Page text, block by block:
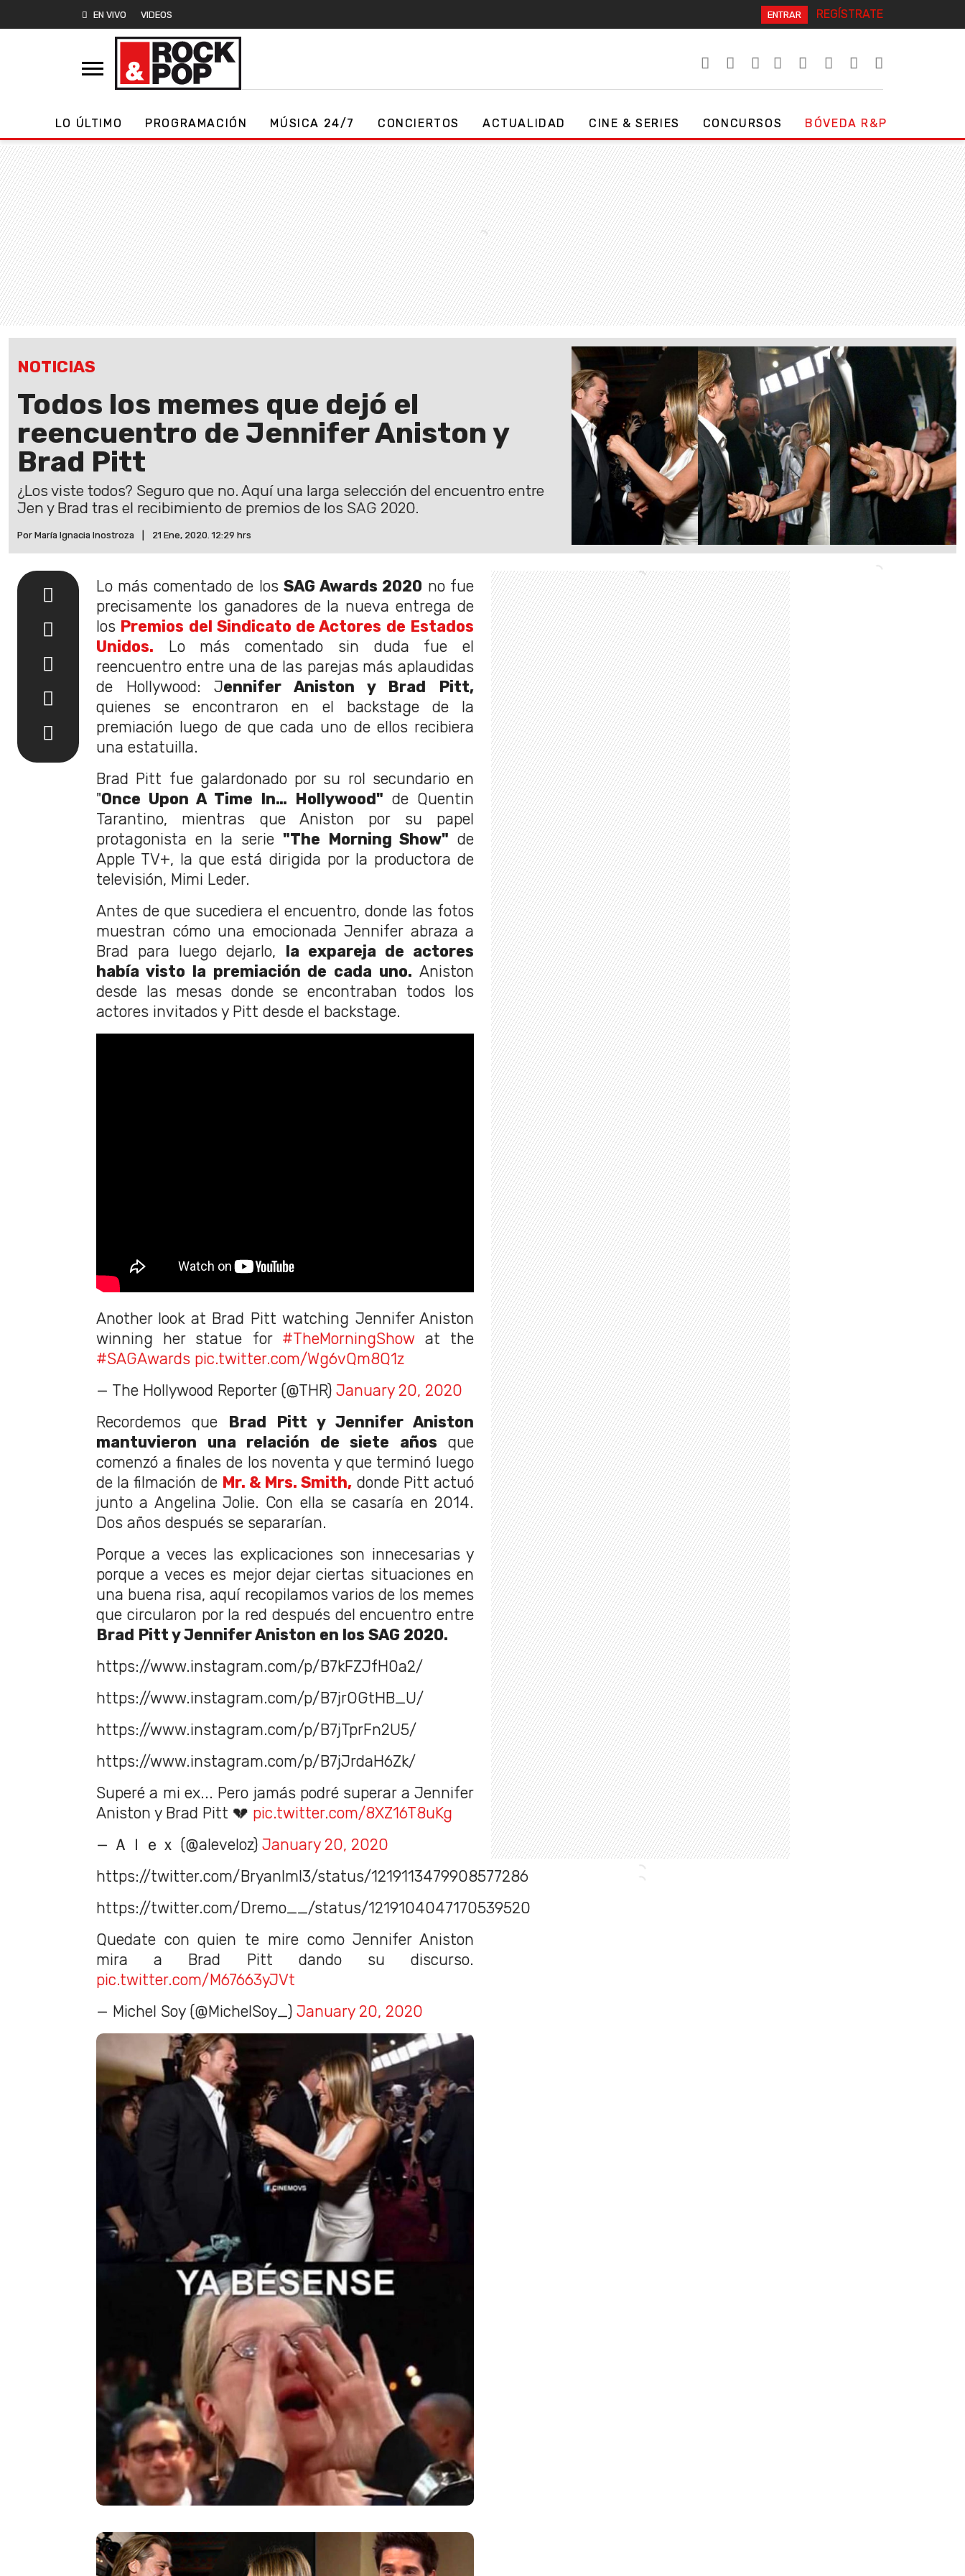
EN VIVO VIDEOS ENTRAR REGÍSTRATE
LO ÚLTIMO PROGRAMACIÓN MÚSICA 24/7 CONCIERTOS ACTUALIDAD CINE & SERIES CONCURSOS BÓVEDA R&P
NOTICIAS
Todos los memes que dejó el
reencuentro de Jennifer Aniston y
Brad Pitt
¿Los viste todos? Seguro que no. Aquí una larga selección del encuentro entre
Jen y Brad tras el recibimiento de premios de los SAG 2020.
Por María Ignacia Inostroza 21 Ene, 2020. 12:29 hrs
Lo más comentado de losSAG Awards 2020 no fue
precisamente los ganadores de la nueva entrega de
los Premios del Sindicato de Actores de Estados
Unidos.
Lo más comentado sin duda fue el
reencuentro entre una de las parejas más aplaudidas
de Hollywood: Jennifer Aniston y Brad Pitt,
quienes se encontraron en el backstage de la
premiación luego de que cada uno de ellos recibiera
una estatuilla.
Brad Pitt fue galardonado por su rol secundario en
"Once Upon A Time In… Hollywood" de Quentin
Tarantino, mientras que Aniston por su papel
protagonista en la serie "The Morning Show" de
Apple TV+, la que está dirigida por la productora de
televisión, Mimi Leder.
Antes de que sucediera el encuentro, donde las fotos
muestran cómo una emocionada Jennifer abraza a
Brad para luego dejarlo, la expareja de actores
había visto la premiación de cada uno. Aniston
desde las mesas donde se encontraban todos los
actores invitados y Pitt desde el backstage.
Another look at Brad Pitt watching Jennifer Aniston
winning her statue for #TheMorningShowat the
#SAGAwards pic.twitter.com/Wg6vQm8Q1z
— The Hollywood Reporter (@THR) January 20, 2020
Recordemos que Brad Pitt y Jennifer Aniston
mantuvieron una relación de siete años que
comenzó a finales de los noventa y que terminó luego
de la filmación de Mr. & Mrs. Smith, donde Pitt actuó
junto a Angelina Jolie. Con ella se casaría en 2014.
Dos años después se separarían.
Porque a veces las explicaciones son innecesarias y
porque a veces es mejor dejar ciertas situaciones en
una buena risa, aquí recopilamos varios de los memes
que circularon por la red después del encuentro entre
Brad Pitt y Jennifer Aniston en los SAG 2020.
https://www.instagram.com/p/B7kFZJfH0a2/
https://www.instagram.com/p/B7jrOGtHB_U/
https://www.instagram.com/p/B7jTprFn2U5/
https://www.instagram.com/p/B7jJrdaH6Zk/
Superé a mi ex... Pero jamás podré superar a Jennifer
Aniston y Brad Pitt 💔 pic.twitter.com/8XZ16T8uKg
— Ａｌｅｘ (@aleveloz) January 20, 2020
https://twitter.com/Bryanlml3/status/1219113479908577286
https://twitter.com/Dremo__/status/1219104047170539520
Quedate con quien te mire como Jennifer Aniston
mira a Brad Pitt dando su discurso.
pic.twitter.com/M67663yJVt
— Michel Soy (@MichelSoy_) January 20, 2020